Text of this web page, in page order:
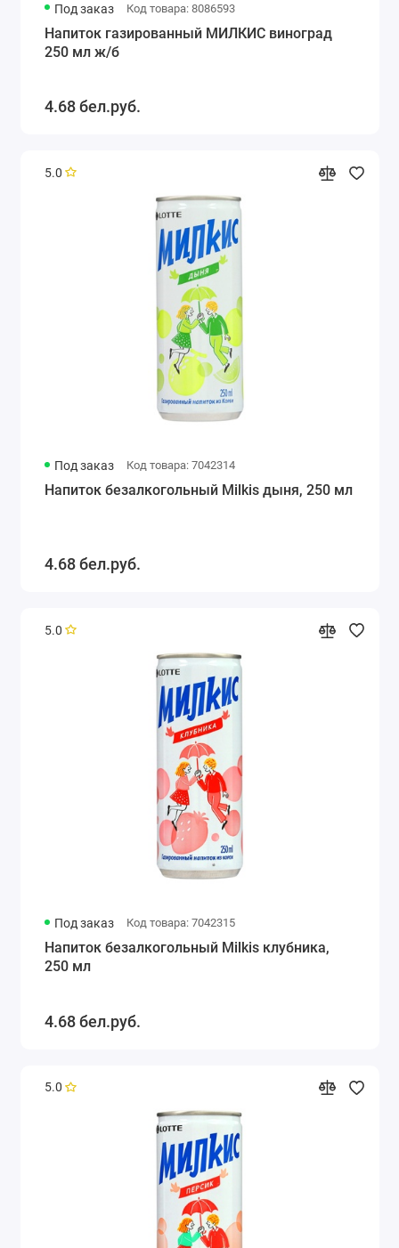
Под заказ Код товара: 8086593
Напиток газированный МИЛКИС виноград
250 мл ж/б
4.68 бел.руб.
5.0
Под заказ Код товара: 7042314
Напиток безалкогольный Milkis дыня, 250 мл
4.68 бел.руб.
5.0
Под заказ Код товара: 7042315
Напиток безалкогольный Milkis клубника,
250 мл
4.68 бел.руб.
5.0